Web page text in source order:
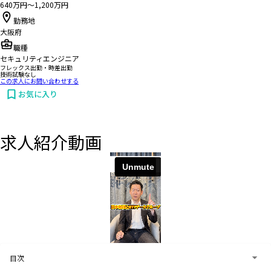
640万円〜1,200万円
勤務地
大阪府
職種
セキュリティエンジニア
フレックス出勤・時差出勤
技術試験なし
この求人にお問い合わせする
お気に入り
お問い合わせする
求人紹介動画
目次